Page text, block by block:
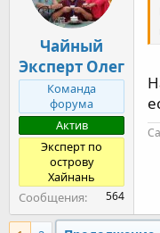
Чайный
Эксперт Олег
Команда
форума
Актив
Эксперт по
острову
Хайнань
Сообщения
564